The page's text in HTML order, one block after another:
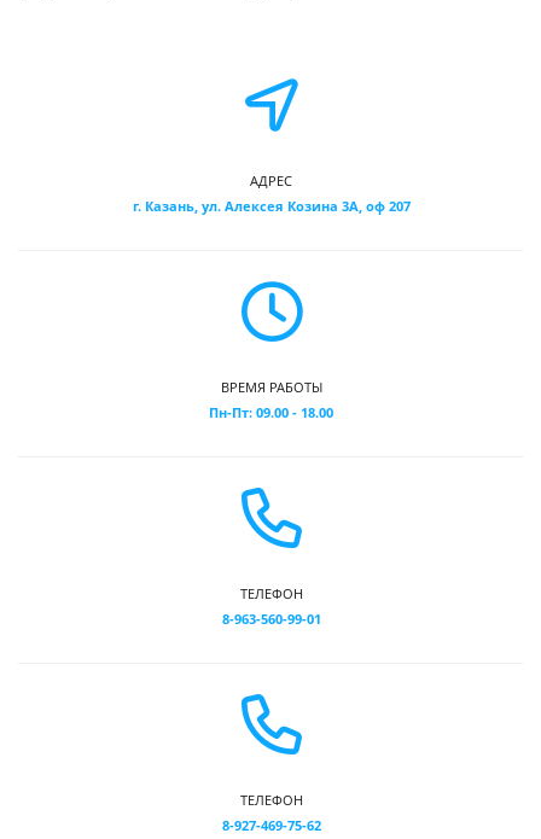
АДРЕС
г. Казань, ул. Алексея Козина 3А, оф 207
ВРЕМЯ РАБОТЫ
Пн-Пт: 09.00 - 18.00
ТЕЛЕФОН
8-963-560-99-01
ТЕЛЕФОН
8-927-469-75-62